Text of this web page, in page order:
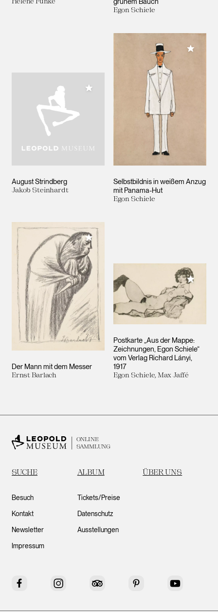
Egon Schiele
August Strindberg
Jakob Steinhardt
Meiner Sammlung hinzufügen
Selbstbildnis in weißem Anzug
mit Panama-Hut
Egon Schiele
Meiner
Der Mann mit dem Messer
Ernst Barlach
Meiner Sammlung hinzufügen
Postkarte „Aus der Mappe:
Zeichnungen, Egon Schiele“
vom Verlag Richard Lányi,
1917
Egon Schiele, Max Jaffé
Meiner
ONLINE
SAMMLUNG
SUCHE ALBUM ÜBER UNS
Besuch
Kontakt
Newsletter
Impressum
Tickets/Preise
Datenschutz
Ausstellungen
Facebook Instagram Tripadvisor Pinterest YouTube